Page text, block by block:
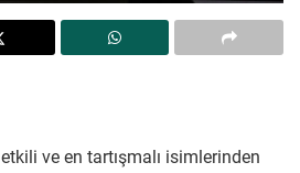
ve en tartışmalı isimlerinden